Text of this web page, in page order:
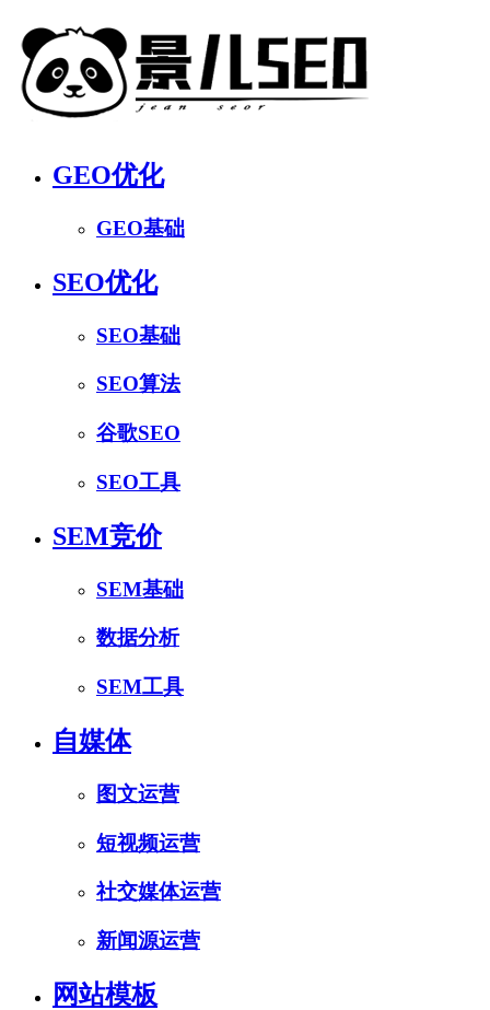
GEO优化
GEO基础
SEO优化
SEO基础
SEO算法
谷歌SEO
SEO工具
SEM竞价
SEM基础
数据分析
SEM工具
自媒体
图文运营
短视频运营
社交媒体运营
新闻源运营
网站模板